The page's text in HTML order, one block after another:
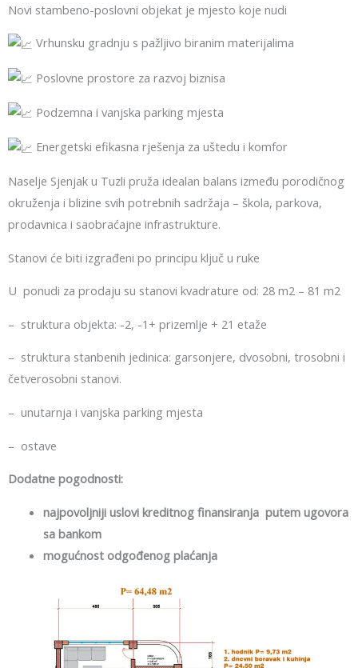
Novi stambeno-poslovni objekat je mjesto koje nudi
Vrhunsku gradnju s pažljivo biranim materijalima
Poslovne prostore za razvoj biznisa
Podzemna i vanjska parking mjesta
Energetski efikasna rješenja za uštedu i komfor
Naselje Sjenjak u Tuzli pruža idealan balans između porodičnog
okruženja i blizine svih potrebnih sadržaja – škola, parkova,
prodavnica i saobraćajne infrastrukture.
Stanovi će biti izgrađeni po principu ključ u ruke
U ponudi za prodaju su stanovi kvadrature od: 28 m2 – 81 m2
– struktura objekta: -2, -1+ prizemlje + 21 etaže
– struktura stanbenih jedinica: garsonjere, dvosobni, trosobni i
četverosobni stanovi.
– unutarnja i vanjska parking mjesta
– ostave
Dodatne pogodnosti:
najpovoljniji uslovi kreditnog finansiranja putem ugovora
sa bankom
mogućnost odgođenog plaćanja